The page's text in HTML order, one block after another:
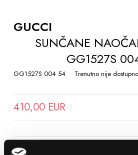
THE
BEGINNING
GALLERY
GUCCI
SUNČANE
GG1527S
GG1527S 004 54 Trenutno nije dostupno
410,00 EUR
SPREMITE NA